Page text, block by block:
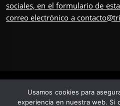
sociales, en el formulariode
correo electrónico a
IUVENIS, POR
Usamos cookies para
experiencia en nuestra web. Si